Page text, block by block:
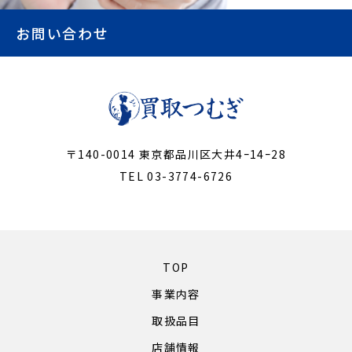
お問い合わせ
〒140-0014 東京都品川区大井4ｰ14ｰ28
TEL 03-3774-6726
TOP
事業内容
取扱品目
店舗情報